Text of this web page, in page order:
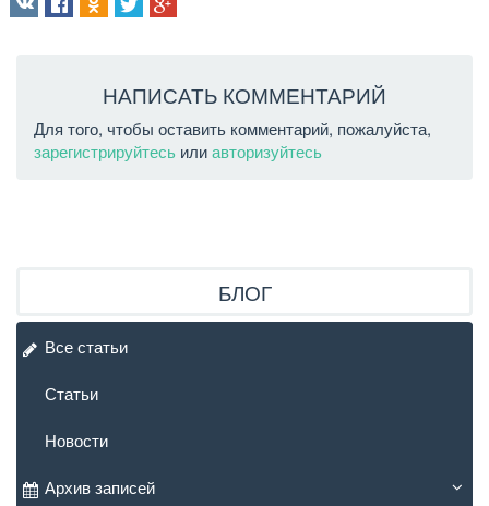
НАПИСАТЬ КОММЕНТАРИЙ
Для того, чтобы оставить комментарий, пожалуйста,
зарегистрируйтесь илиавторизуйтесь
БЛОГ
Все статьи
Статьи
Новости
Архив записей